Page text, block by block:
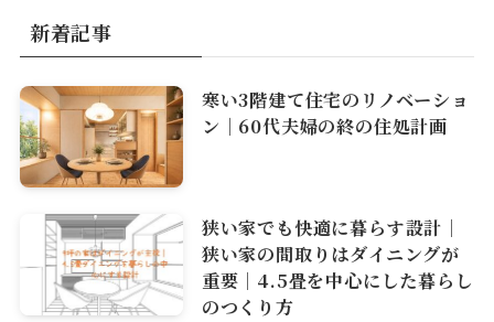
新着記事
寒い3階建て住宅のリノベーショ
ン｜60代夫婦の終の住処計画
狭い家でも快適に暮らす設計｜
狭い家の間取りはダイニングが
重要｜4.5畳を中心にした暮らし
のつくり方